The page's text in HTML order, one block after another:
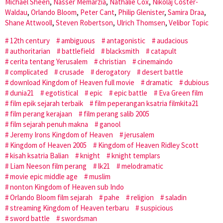
Waldau, Orlando Bloom, Peter Cant, Philip Glenister, Samira Draa,
Shane Attwooll, Steven Robertson, Ulrich Thomsen, Velibor Topic
12th century
ambiguous antagonistic
audacious
authoritarian
battlefield blacksmith
catapult
cerita tentang Yerusalem
christian
cinemaindo
complicated
crusade derogatory
desert battle
download Kingdom of Heaven full movie
dramatic
dubious
dunia21
egotistical epic epic battle
Eva Green film
film epik sejarah terbaik
film peperangan ksatria filmkita21
film perang kerajaan
film perang salib 2005
film sejarah penuh makna
ganool
Jeremy Irons Kingdom of Heaven
jerusalem
Kingdom of Heaven 2005
Kingdom of Heaven Ridley Scott
kisah ksatria Balian
knight
knight templars
Liam Neeson film perang
lk21
melodramatic
movie epic middle age
muslim
nonton Kingdom of Heaven sub Indo
Orlando Bloom film sejarah
pahe religion
saladin
streaming Kingdom of Heaven terbaru
suspicious
sword battle
swordsman